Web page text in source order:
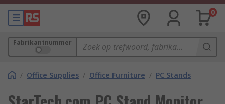
0
Fabrikantnummer
/ Office Supplies / Office Furniture / PC Stands